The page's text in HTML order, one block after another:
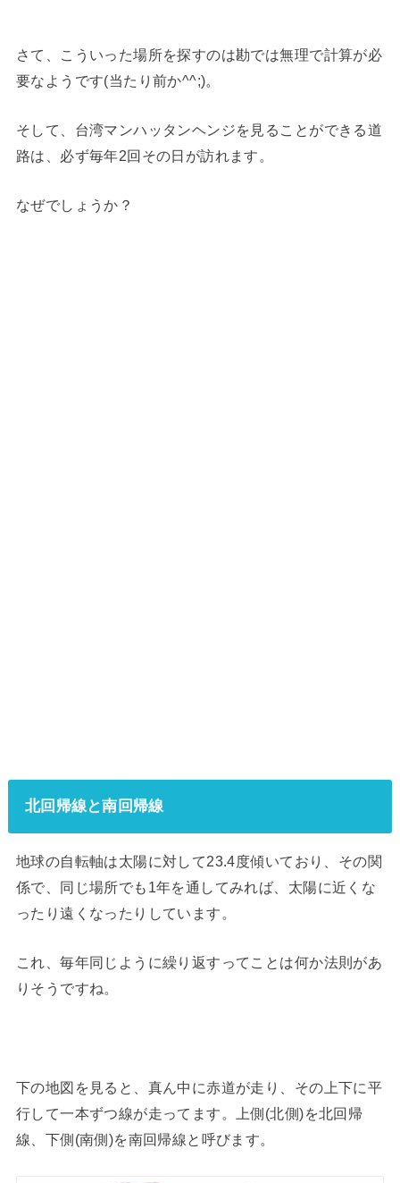
さて、こういった場所を探すのは勘では無理で計算が必
要なようです(当たり前か^^;)。
そして、台湾マンハッタンヘンジを見ることができる道
路は、必ず毎年2回その日が訪れます。
なぜでしょうか？
北回帰線と南回帰線
地球の自転軸は太陽に対して23.4度傾いており、その関
係で、同じ場所でも1年を通してみれば、太陽に近くな
ったり遠くなったりしています。
これ、毎年同じように繰り返すってことは何か法則があ
りそうですね。
下の地図を見ると、真ん中に赤道が走り、その上下に平
行して一本ずつ線が走ってます。上側(北側)を北回帰
線、下側(南側)を南回帰線と呼びます。